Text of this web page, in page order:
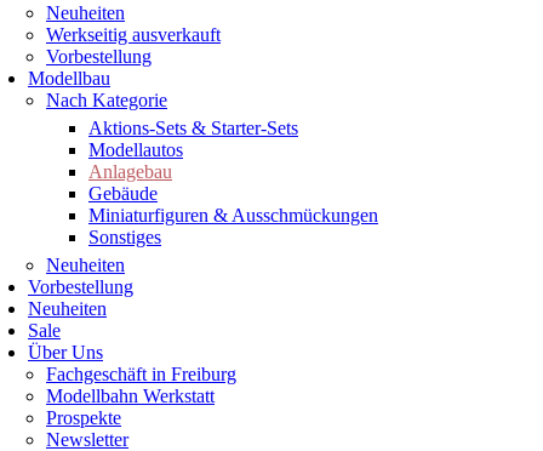
Neuheiten
Werkseitig ausverkauft
Vorbestellung
Modellbau
Nach Kategorie
Aktions-Sets & Starter-Sets
Modellautos
Anlagebau
Gebäude
Miniaturfiguren & Ausschmückungen
Sonstiges
Neuheiten
Vorbestellung
Neuheiten
Sale
Über Uns
Fachgeschäft in Freiburg
Modellbahn Werkstatt
Prospekte
Newsletter